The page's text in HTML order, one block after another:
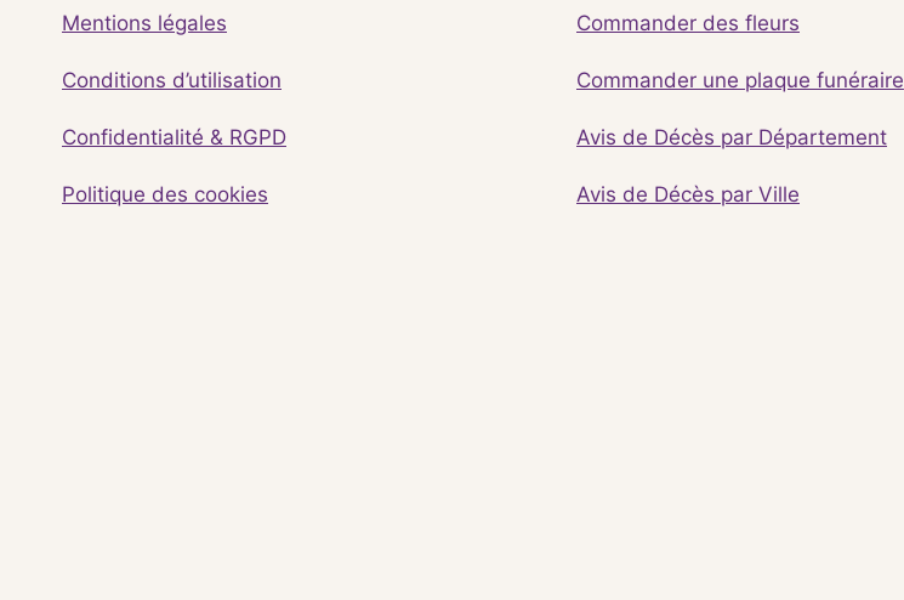
Mentions légales
Conditions d’utilisation
Confidentialité & RGPD
Politique des cookies
Commander des fleurs
Commander une plaque funéraire
Avis de Décès par Département
Avis de Décès par Ville